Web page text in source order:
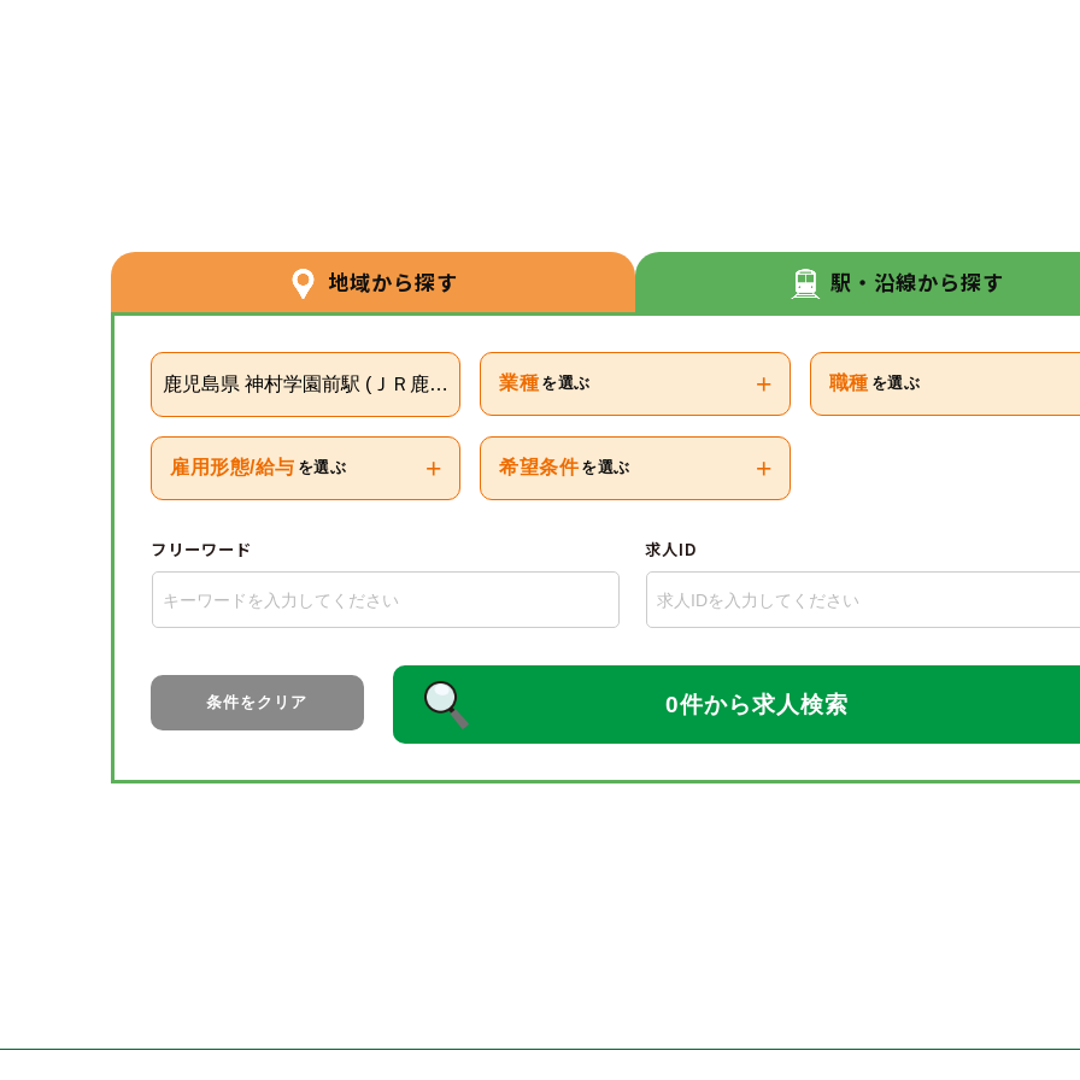
地域から探す 駅・沿線から探す
鹿児島県 神村学園前駅 (ＪＲ鹿児島本線(川内－鹿児島中央))
業種 を選ぶ + 職種 を選ぶ
雇用形態/給与 を選ぶ + 希望条件 を選ぶ +
フリーワード 求人ID
条件をクリア 0件から求人検索